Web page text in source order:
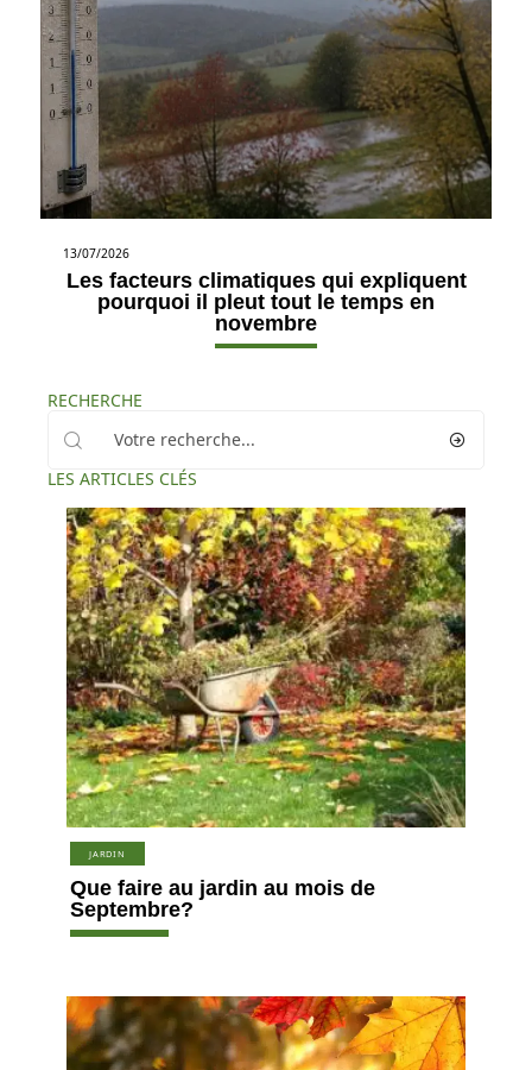
13/07/2026
Les facteurs climatiques qui expliquent
pourquoi il pleut tout le temps en
novembre
RECHERCHE
LES ARTICLES CLÉS
JARDIN
Que faire au jardin au mois de
Septembre?